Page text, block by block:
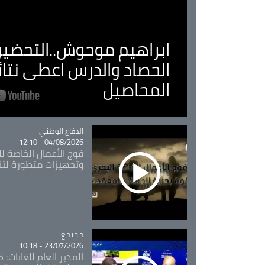
ابراهيم
الحصاد والدرس اعطى
المحاصيل
Catégorie
الدفاع الوطني
04/08/2026 - 12:10
فوج الأعمال الخاصة
وتجهيزات متطورة
Catégorie
مجتمع
23/07/2026 - 10:18